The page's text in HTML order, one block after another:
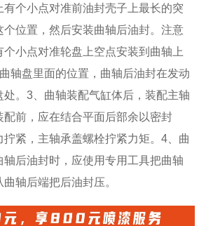
个小点对准前油封壳子上最长的突
个位置，然后安装曲轴后油封。注意
小点对准轮盘上空点安装到曲轴上
轴盘里面的位置，曲轴后油封在发动
。3、曲轴装配气缸体后，装配主轴
配前，应在结合平面后部余以密封
紧，主轴承盖螺栓拧紧力矩。4、曲
后油封时，应使用专用工具把曲轴
轴后端把后油封压。